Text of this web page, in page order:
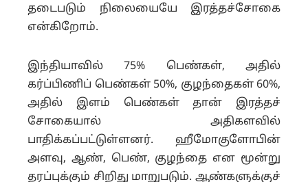
தடைபடும் நிலையையே இரத்தச்சோகை
என்கிறோம்.
இந்தியாவில் 75% பெண்கள், அதில்
கர்ப்பிணிப் பெண்கள் 50%, குழந்தைகள் 60%,
அதில் இளம் பெண்கள் தான் இரத்தச்
சோகையால் அதிகளவில்
பாதிக்கப்பட்டுள்ளனர். ஹீமோகுளோபின்
அளவு, ஆண், பெண், குழந்தை என மூன்று
தரப்புக்கும் சிறிது மாறுபடும். ஆண்களுக்குச்